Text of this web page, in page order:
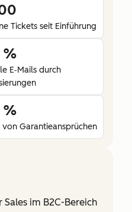
Tickets seit Einführung
%
E‑Mails durch
%
Garantieansprüchen
im B2C-Bereich